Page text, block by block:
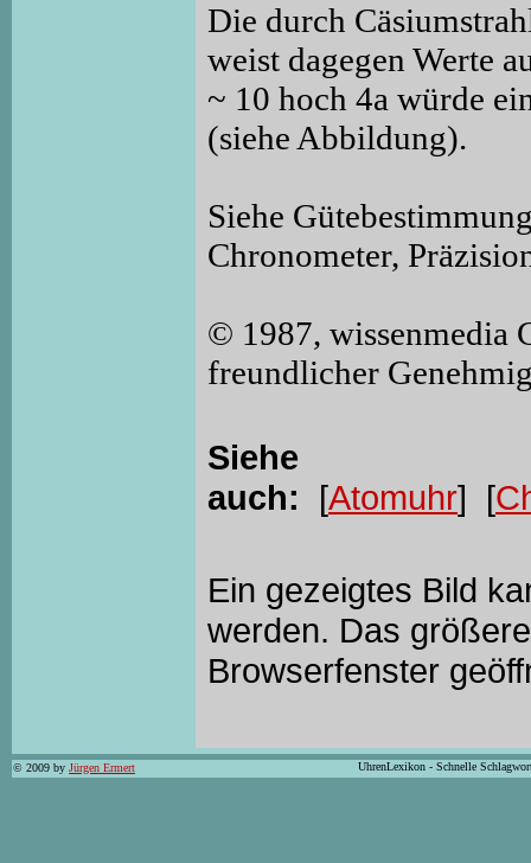
Die durch
weist dagegen Werte
~ 10 hoch 4a würde
(siehe Abbildung).
Siehe
Chronometer,
© 1987, wissenmedia
freundlicher
Siehe
auch: [Atomuhr] [
Ein gezeigtes Bild
werden. Das
Browserfenster
© 2009 by Jürgen Ermert UhrenLexikon - Schnelle